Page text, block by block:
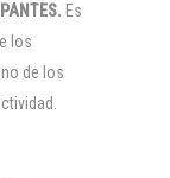
Es
los
de los